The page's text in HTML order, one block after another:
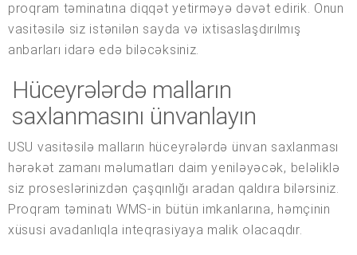
proqram təminatına diqqət yetirməyə dəvət edirik. Onun
vasitəsilə siz istənilən sayda və ixtisaslaşdırılmış
anbarları idarə edə biləcəksiniz.
Hüceyrələrdə malların
saxlanmasını ünvanlayın
USU vasitəsilə malların hüceyrələrdə ünvan saxlanması
hərəkət zamanı məlumatları daim yeniləyəcək, beləliklə
siz proseslərinizdən çaşqınlığı aradan qaldıra bilərsiniz.
Proqram təminatı WMS-in bütün imkanlarına, həmçinin
xüsusi avadanlıqla inteqrasiyaya malik olacaqdır.